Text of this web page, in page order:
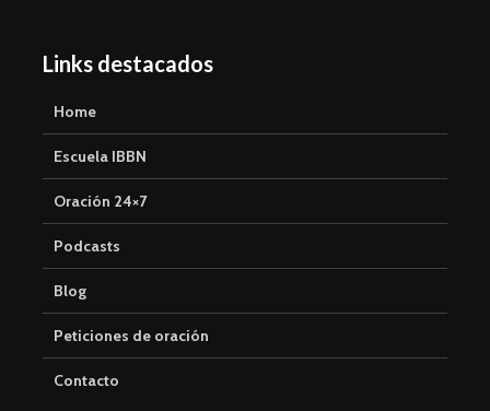
Links destacados
Home
Escuela IBBN
Oración 24×7
Podcasts
Blog
Peticiones de oración
Contacto